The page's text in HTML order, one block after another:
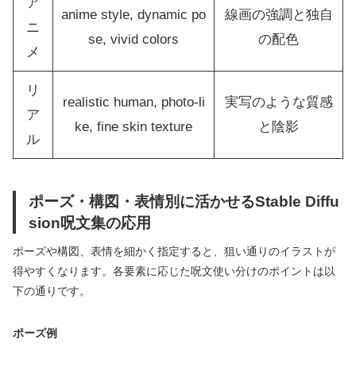
ア
ニ
メ
anime style, dynamic po
se, vivid colors
線画の強調と独自
の配色
リ
ア
ル
realistic human, photo-li
ke, fine skin texture
実写のような質感
と陰影
ポーズ・構図・表情別に活かせるStable Diffu
sion呪文集の応用
ポーズや構図、表情を細かく指定すると、狙い通りのイラストが
得やすくなります。各要素に応じた呪文使い分けのポイントは以
下の通りです。
ポーズ例